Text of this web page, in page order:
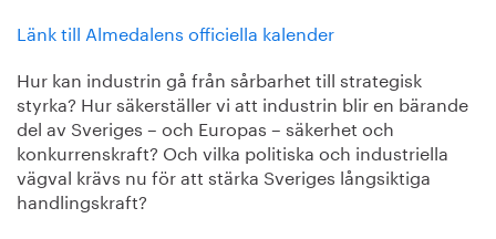
Länk till Almedalens officiella kalender
Hur kan industrin gå från sårbarhet till strategisk
styrka? Hur säkerställer vi att industrin blir en bärande
del av Sveriges – och Europas – säkerhet och
konkurrenskraft? Och vilka politiska och industriella
vägval krävs nu för att stärka Sveriges långsiktiga
handlingskraft?